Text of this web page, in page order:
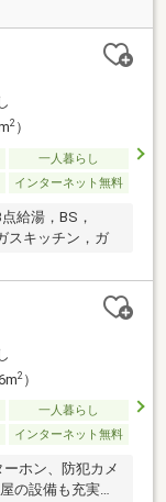
2）
一人暮らし
インターネット無料
給湯，BS，
スキッチン，ガ
2）
一人暮らし
インターネット無料
ホン、防犯カメ
の設備も充実し